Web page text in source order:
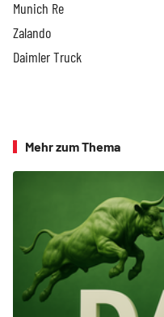
Munich Re
Zalando
Daimler Truck
Mehr zum Thema